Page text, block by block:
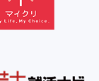
用すること
に基づき公表し